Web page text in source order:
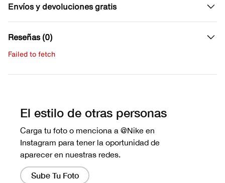
Envíos y devoluciones gratis
Reseñas (0)
Failed to fetch